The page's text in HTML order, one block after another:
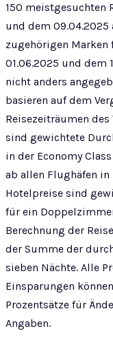
150 meistgesuchten
und dem 09.04.2025
zugehörigen Marken
01.06.2025 und dem
nicht anders
basieren auf dem
Reisezeiträumen
sind gewichtete
in der Economy
ab allen Flughäfen in
Hotelpreise sind
für ein
Berechnung der
der Summe der
sieben Nächte. Alle
Einsparungen
Prozentsätze für
Angaben.